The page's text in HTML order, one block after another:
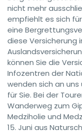
nicht mehr
empfiehlt es sich
eine
diese Versicherung
können Sie die
Infozentren der
wenden sich an
für Sie. Bei der
Wanderweg zum
Medziholie und
15. Juni aus